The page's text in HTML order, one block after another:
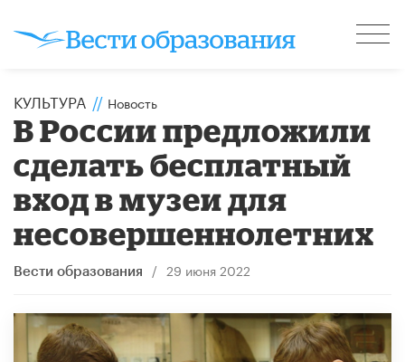
КУЛЬТУРА // Новость
В России предложили
сделать бесплатный
вход в музеи для
несовершеннолетних
Вести образования / 29 июня 2022